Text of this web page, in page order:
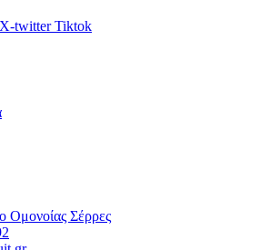
X-twitter Tiktok
Ομονοίας Σέρρες